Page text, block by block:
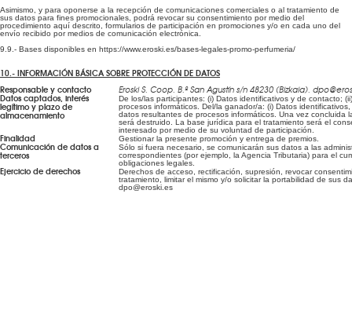
Asimismo, y para oponerse a la recepción de comunicaciones comerciales o al tratamiento de
sus datos para fines promocionales, podrá revocar su consentimiento por medio del
procedimiento aquí descrito, formularios de participación en promociones y/o en cada uno del
envío recibido por medios de comunicación electrónica.
9.9.- Bases disponibles en https://www.eroski.es/bases-legales-promo-perfumeria/
10.- INFORMACIÓN BÁSICA SOBRE PROTECCIÓN DE DATOS
Responsable y contacto
Eroski S. Coop. B.º San Agustín s/n 48230 (Bizkaia).
Datos captados, interés
legítimo y plazo de
almacenamiento
De los/las participantes: (i) Datos identificativos y de contacto;
procesos informáticos. Del/la ganador/a: (i) Datos
datos resultantes de procesos informáticos. Una vez concluida
será destruido. La base jurídica para el tratamiento será el
interesado por medio de su voluntad de participación.
Finalidad Gestionar la presente promoción y entrega de premios.
Comunicación de datos a
terceros
Sólo si fuera necesario, se comunicarán sus datos a las
correspondientes (por ejemplo, la Agencia Tributaria) para el
obligaciones legales.
Ejercicio de derechos
Derechos de acceso, rectificación, supresión, revocar
tratamiento, limitar el mismo y/o solicitar la portabilidad de sus
dpo@eroski.es